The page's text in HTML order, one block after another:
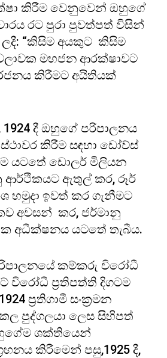
කිරීම වෙනුවෙන් ඔහුගේ
රට පුරා පුවත්පත් විසින්
“කිසිම අයකුට කිසිම
මහජන ආරක්ෂාවට
කිරීමට අයිතියක්
දී ඔහුගේ පරිපාලනය
කිරීම සඳහා ඩෝව්ස්
යටතේ ඩොලර් මිලියන
ආර්ථිකයට ඇතුල් කර, රූර්
හමුදා ඉවත් කර ගැනීමට
අවසන් කර, ජර්මානු
අධීක්ෂනය යටතේ තැබීය.
කම්කරු විරෝධී
ප්‍රතිපත්ති දිගටම
ප්‍රතිගාමී සංක්‍රමන
පුද්ගලයා ලෙස සිහිපත්
ශක්තියෙන්
කිරීමෙන් පසු,1925 දී,